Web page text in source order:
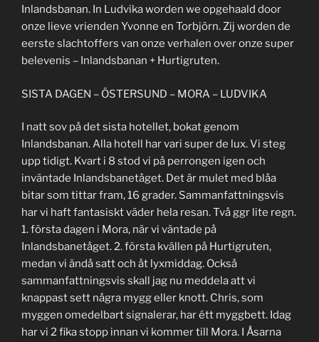
Inlandsbanan. In Ludvika worden we opgehaald door
onze lieve vrienden Yvonne en Torbjörn. Zij worden de
eerste slachtoffers van onze verhalen over onze super
belevenis – Inlandsbanan + Hurtigruten.
SISTA DAGEN – ÖSTERSUND – MORA – LUDVIKA
I natt sov på det sista hotellet, bokat genom
Inlandsbanan. Alla hotell har vari super de lux. Vi steg
upp tidigt. Kvart i 8 stod vi på perrongen igen och
inväntade Inlandsbanetåget. Det är mulet med blåa
bitar som tittar fram, 16 grader. Sammanfattningsvis
har vi haft fantasiskt väder hela resan. Två ggr lite regn.
1. första dagen i Mora, när vi väntade på
Inlandsbanetåget. 2. första kvällen på Hurtigruten,
medan vi ändå satt och åt lyxmiddag. Också
sammanfattningsvis skall jag nu meddela att vi
knappast sett några mygg eller knott. Chris, som
myggen omedelbart signalerar, har étt myggbett. Idag
har vi 2 fika stopp innan vi kommer till Mora. I Åsarna